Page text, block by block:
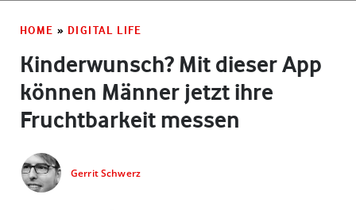
HOME » DIGITAL LIFE
Kinderwunsch? Mit dieser App
können Männer jetzt ihre
Fruchtbarkeit messen
Gerrit Schwerz